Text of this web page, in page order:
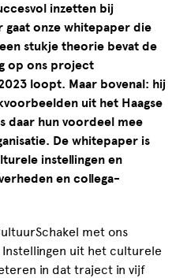
inzetten bij
onze whitepaper die
stukje theorie bevat de
op ons project
loopt. Maar bovenal: hij
uit het Haagse
daar hun voordeel mee
De whitepaper is
instellingen en
en collega-
met ons
uit het culturele
in dat traject in vijf